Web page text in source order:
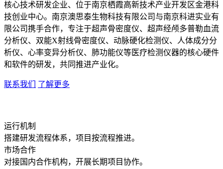
核心技术研发企业、位于南京栖霞高新技术产业开发区金港科
技创业中心。南京澳思泰生物科技有限公司与南京科进实业有
限公司携手合作，专注于超声骨密度仪、超声经颅多普勒血流
分析仪、双能X射线骨密度仪、动脉硬化检测仪、人体成分分
析仪、心率变异分析仪、肺功能仪等医疗检测仪器的核心硬件
和软件的研发，共同推进产业化。
联系我们 了解更多
运行机制
搭建研发流程体系，项目按流程推进。
市场合作
对接国内合作机构，开展长期项目协作。